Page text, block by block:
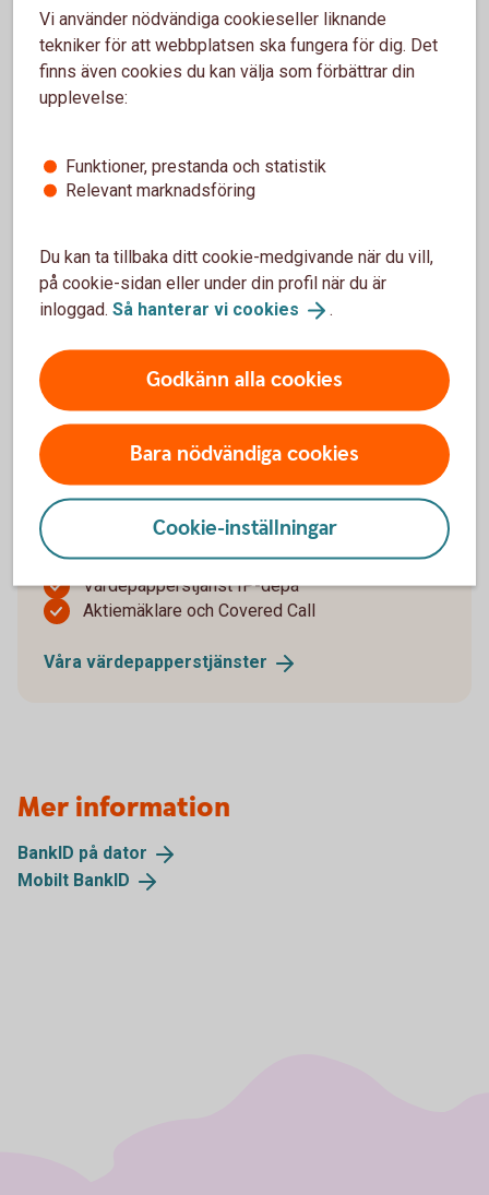
Våra värdepappers-
tjänster
Vi har värdepapperstjänster för olika behov.
Vilken passar dig?
Värdepapperstjänst ISK
Värdepapperstjänst Kapitalspar depå
Värdepapperstjänst IP-depå
Aktiemäklare och Covered Call
Våra värdepapperstjänster
Mer information
BankID på dator
Mobilt BankID
Vi använder nödvändiga cookieseller liknande
tekniker för att webbplatsen ska fungera för dig. Det
finns även cookies du kan välja som förbättrar din
upplevelse:
Funktioner, prestanda och statistik
Relevant marknadsföring
Du kan ta tillbaka ditt cookie-medgivande när du vill,
på cookie-sidan eller under din profil när du är
inloggad. Så hanterar vi cookies .
Godkänn alla cookies
Bara nödvändiga cookies
Cookie-inställningar